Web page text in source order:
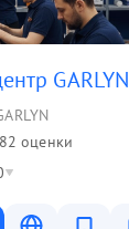
GARLYN
оценки